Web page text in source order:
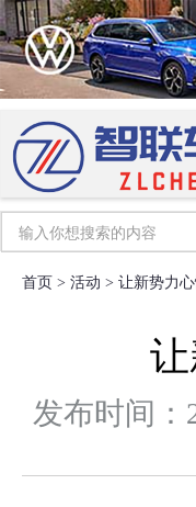
首页 > 活动 > 让新势力
发布时间